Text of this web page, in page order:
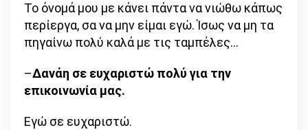
Το όνομά μου με κάνει πάντα να νιώθω κάπως
περίεργα, σα να μην είμαι εγώ. Ίσως να μη τα
πηγαίνω πολύ καλά με τις ταμπέλες…
–Δανάη σε ευχαριστώ πολύ για την
επικοινωνία μας.
Εγώ σε ευχαριστώ.